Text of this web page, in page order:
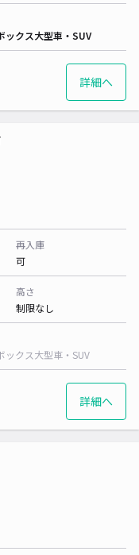
ックス大型車・SUV
詳細へ
再入庫
可
高さ
制限なし
ックス大型車・SUV
詳細へ